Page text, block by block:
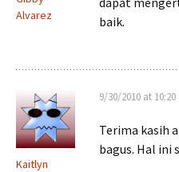
Alvarez
baik.
Kaitlyn
9/30/2010 at 10:20
Terima kasih
bagus. Hal ini